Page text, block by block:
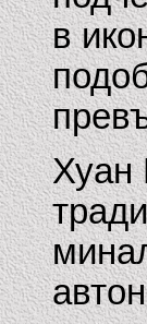
в
Хуан